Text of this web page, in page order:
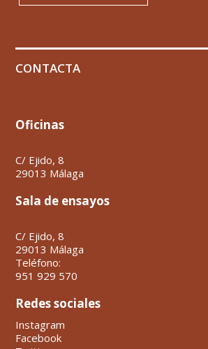
CONTACTA
Oficinas
C/ Ejido, 8
29013 Málaga
Sala de ensayos
C/ Ejido, 8
29013 Málaga
Teléfono:
951 929 570
Redes sociales
Instagram
Facebook